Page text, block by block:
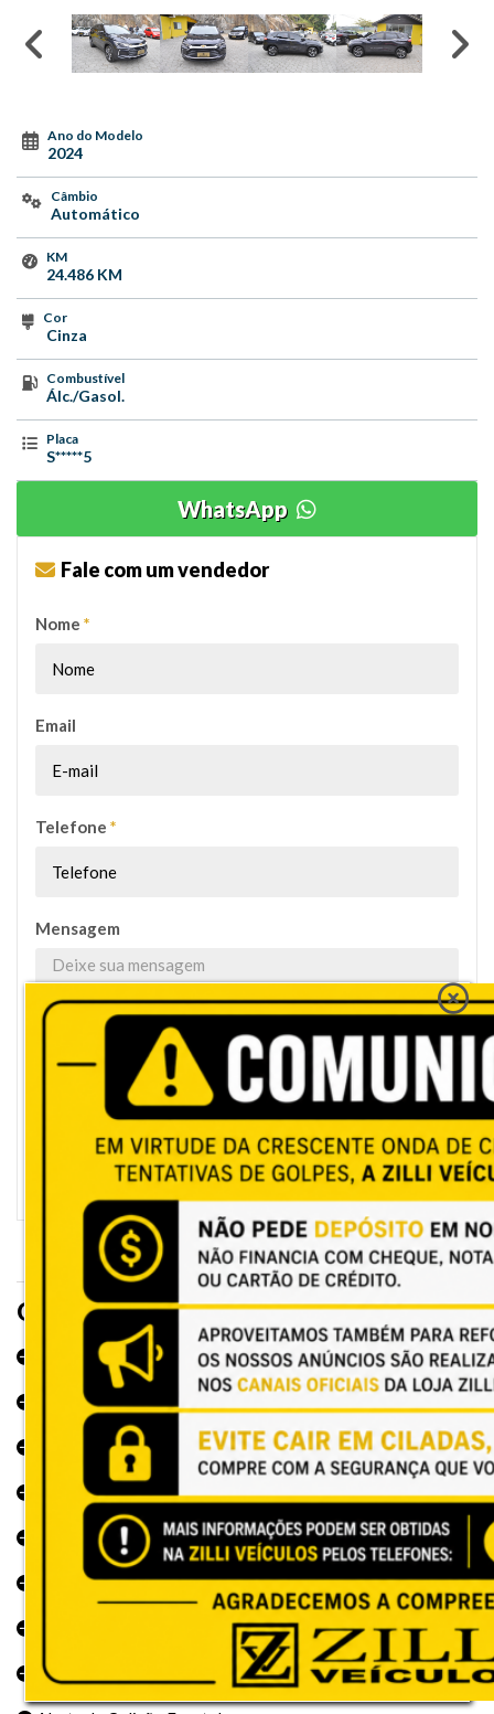
Ano do Modelo
2024
Câmbio
Automático
KM
24.486 KM
Cor
Cinza
Combustível
Álc./Gasol.
Placa
S*****5
WhatsApp
Fale com um vendedor
Nome *
Email
Telefone *
Mensagem
Opcionais e Acessórios
Abertura Interna do Porta Malas
Acionamento Remoto do Motor
Airbag
Airbag Duplo
Airbag Lateral
Airbag Lateral em Modo Cortina
Alarme